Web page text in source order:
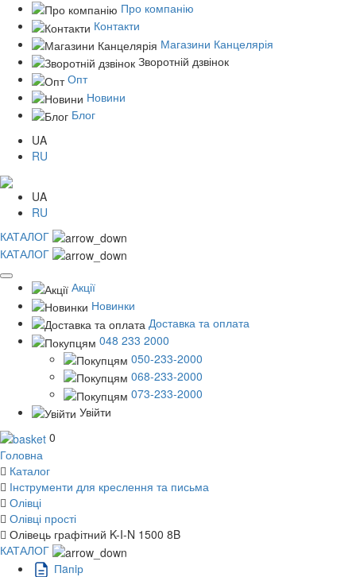
Про компанію
Контакти
Магазини Канцелярія
Зворотній дзвінок
Опт
Новини
Блог
UA
RU
UA
RU
КАТАЛОГ
КАТАЛОГ
Акції
Новинки
Доставка та оплата
048 233 2000
050-233-2000
068-233-2000
073-233-2000
Увійти
0
Головна
Каталог
Інструменти для креслення та письма
Олівці
Олівці прості
Олівець графітний K-I-N 1500 8B
КАТАЛОГ
Пaпiр